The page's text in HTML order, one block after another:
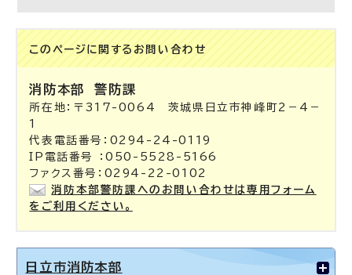
このページに関する お問い合わせ
消防本部警防課
所在地：〒317-0064 茨城県日立市神峰町2－4－
1
代表電話番号：0294-24-0119
IP電話番号 ：050-5528-5166
ファクス番号：0294-22-0102
消防本部警防課へのお問い合わせは専用フォーム
をご利用ください。
日立市消防本部